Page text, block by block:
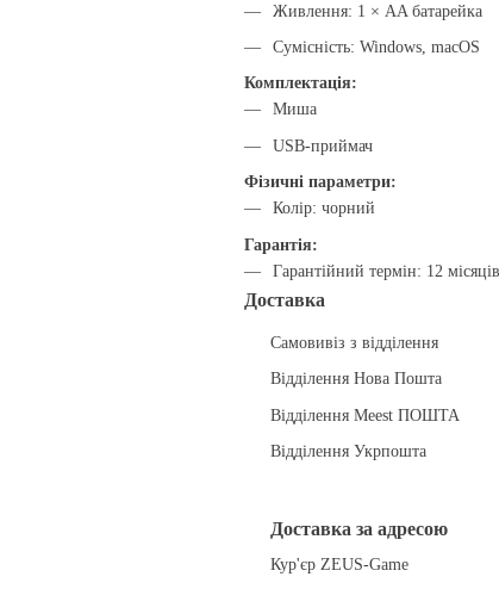
Живлення: 1 × AA батарейка
Сумісність: Windows, macOS
Комплектація:
Миша
USB-приймач
Фізичні параметри:
Колір: чорний
Гарантія:
Гарантійний термін: 12 місяців
Доставка
Самовивіз з відділення
Відділення Нова Пошта
Відділення Meest ПОШТА
Відділення Укрпошта
Доставка за адресою
Кур'єр ZEUS-Game